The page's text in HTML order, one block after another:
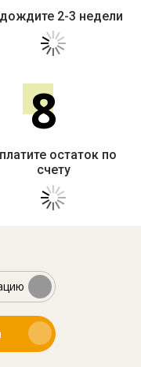
2-3 недели
8
остаток по
счету